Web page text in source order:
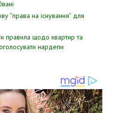
“пpава на іcнування” для
правила щодо квартир та
нардепи